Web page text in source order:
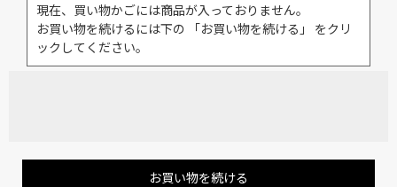
現在、買い物かごには商品が入っておりません。
お買い物を続けるには下の 「お買い物を続ける」 をクリ
ックしてください。
お買い物を続ける